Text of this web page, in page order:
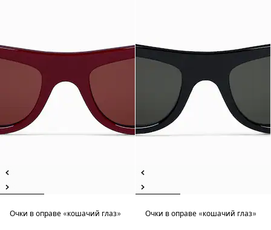
Очки в оправе «кошачий глаз» Очки в оправе «кошачий глаз»